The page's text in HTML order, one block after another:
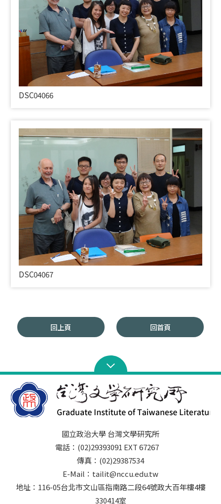
DSC04066
DSC04067
回上頁 回首頁
國立政治大學 台灣文學研究所
電話：(02)29393091 EXT 67267
傳真：(02)29387534
E-Mail：tailit@nccu.edu.tw
地址：116-05台北市文山區指南路二段64號政大百年樓4樓
330414室